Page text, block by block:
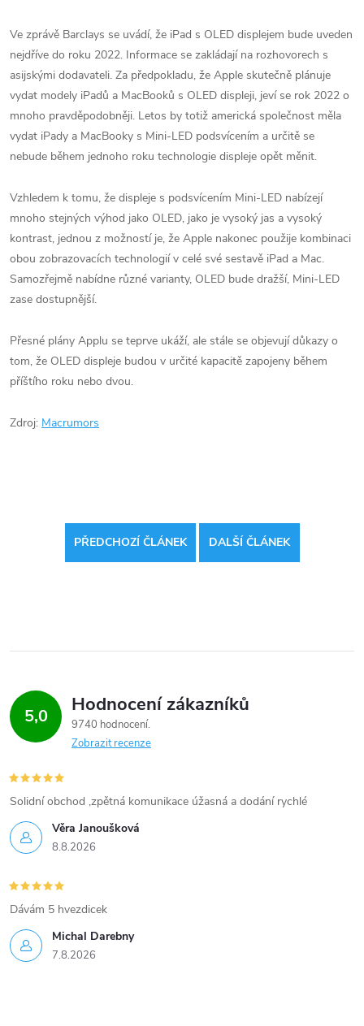
Ve zprávě Barclays se uvádí, že iPad s OLED displejem bude uveden
nejdříve do roku 2022. Informace se zakládají na rozhovorech s
asijskými dodavateli. Za předpokladu, že Apple skutečně plánuje
vydat modely iPadů a MacBooků s OLED displeji, jeví se rok 2022 o
mnoho pravděpodobněji. Letos by totiž americká společnost měla
vydat iPady a MacBooky s Mini-LED podsvícením a určitě se
nebude během jednoho roku technologie displeje opět měnit.
Vzhledem k tomu, že displeje s podsvícením Mini-LED nabízejí
mnoho stejných výhod jako OLED, jako je vysoký jas a vysoký
kontrast, jednou z možností je, že Apple nakonec použije kombinaci
obou zobrazovacích technologií v celé své sestavě iPad a Mac.
Samozřejmě nabídne různé varianty, OLED bude dražší, Mini-LED
zase dostupnější.
Přesné plány Applu se teprve ukáží, ale stále se objevují důkazy o
tom, že OLED displeje budou v určité kapacitě zapojeny během
příštího roku nebo dvou.
Zdroj: Macrumors
PŘEDCHOZÍ ČLÁNEK DALŠÍ ČLÁNEK
5,0 Hodnocení zákazníků
9740 hodnocení
Zobrazit recenze
Věra Janoušková
8.8.2026
Solidní obchod ,zpětná komunikace úžasná a dodání rychlé
Michal Darebny
7.8.2026
Dávám 5 hvezdicek